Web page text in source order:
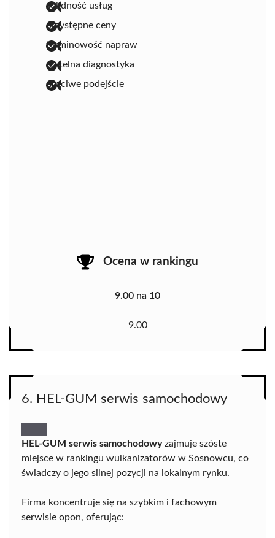
solidność usług
przystępne ceny
terminowość napraw
rzetelna diagnostyka
uczciwe podejście
Ocena w rankingu
9.00 na 10
9.00
6. HEL-GUM serwis samochodowy
HEL-GUM serwis samochodowyzajmuje szóste
miejsce w rankingu wulkanizatorów w Sosnowcu, co
świadczy o jego silnej pozycji na lokalnym rynku.
Firma koncentruje się na szybkim i fachowym
serwisie opon, oferując: